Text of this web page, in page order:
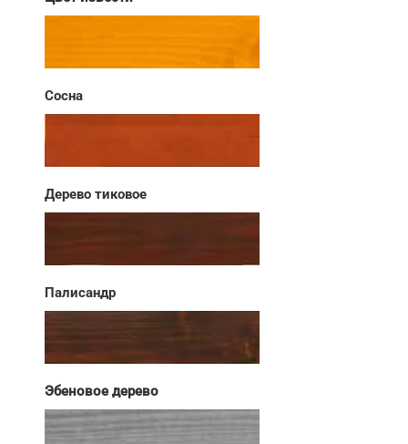
Сосна
Дерево тиковое
Палисандр
Эбеновое дерево